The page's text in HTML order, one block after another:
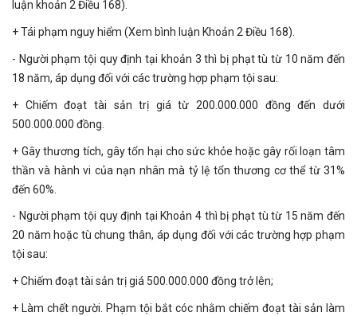
luận khoản 2 Điều 168).
+ Tái phạm nguy hiểm (Xem bình luận Khoản 2 Điều 168).
- Người phạm tội quy định tại khoản 3 thì bị phạt tù từ 10 năm đến
18 năm, áp dụng đối với các trường hợp phạm tội sau:
+ Chiếm đoạt tài sản trị giá từ 200.000.000 đồng đến dưới
500.000.000 đồng.
+ Gây thương tích, gây tổn hại cho sức khỏe hoặc gây rối loạn tâm
thần và hành vi của nạn nhân mà tỷ lệ tổn thương cơ thể từ 31%
đến 60%.
- Người phạm tội quy định tại Khoản 4 thì bị phạt tù từ 15 năm đến
20 năm hoặc tù chung thân, áp dụng đối với các trường hợp phạm
tội sau:
+ Chiếm đoạt tài sản trị giá 500.000.000 đồng trở lên;
+ Làm chết người. Phạm tội bắt cóc nhằm chiếm đoạt tài sản làm